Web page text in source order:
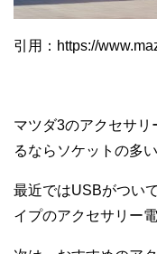
引用：https://
マツダ3のアクセサ
るならソケットの多
最近ではUSBがつい
イプのアクセサリー